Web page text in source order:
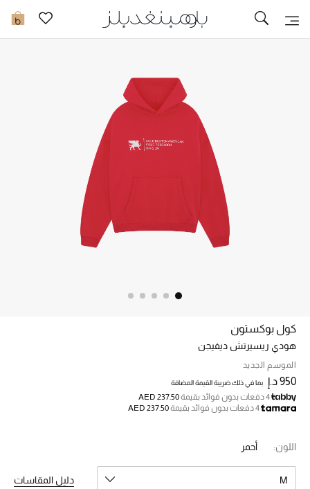
0 تخفيضات
خصم حتى 70%
تسوقوا الآن
ما وصلنا حديثاً
ما وصلنا حديثاً
كول بوكستون
هودي ريسيرتش ديفيجن
الموسم الجديد
950 د.إ بما في ذلك ضريبة القيمة المضافة
4 دفعات بدون فوائد بقيمة
AED 237.50
4 دفعات بدون فوائد بقيمة
AED 237.50
اللون: أحمر
M دليل المقاسات